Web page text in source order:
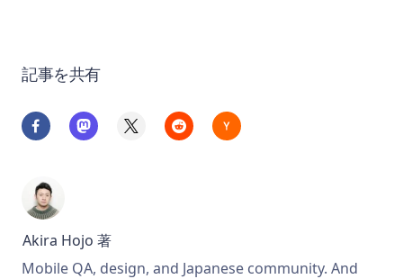
記事を共有
Akira Hojo 著
Mobile QA, design, and Japanese community. And